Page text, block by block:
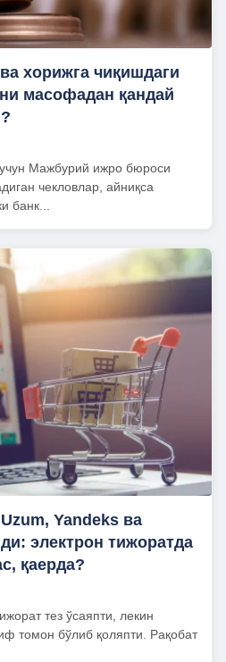
хорижга чиқишдаги
масофадан қандай
Мажбурий ижро бюроси
чекловлар, айниқса
банк...
Yandeks ва
электрон тижоратда
қаерда?
тез ўсаяпти, лекин
томон бўлиб қоляпти. Рақобат